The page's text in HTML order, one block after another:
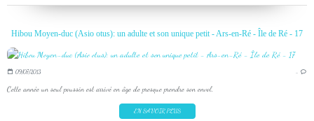
Hibou Moyen-duc (Asio otus): un adulte et son unique petit - Ars-en-Ré - Île de Ré - 17
09/07/2013 …
Cette année un seul poussin est arrivé en âge de presque prendre son envol.
EN SAVOIR PLUS